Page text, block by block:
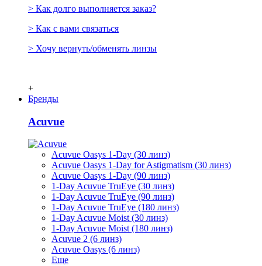
> Как долго выполняется заказ?
> Как с вами связаться
> Хочу вернуть/обменять линзы
+
Бренды
Acuvue
Acuvue Oasys 1-Day (30 линз)
Acuvue Oasys 1-Day for Astigmatism (30 линз)
Acuvue Oasys 1-Day (90 линз)
1-Day Acuvue TruEye (30 линз)
1-Day Acuvue TruEye (90 линз)
1-Day Acuvue TruEye (180 линз)
1-Day Acuvue Moist (30 линз)
1-Day Acuvue Moist (180 линз)
Acuvue 2 (6 линз)
Acuvue Oasys (6 линз)
Еще